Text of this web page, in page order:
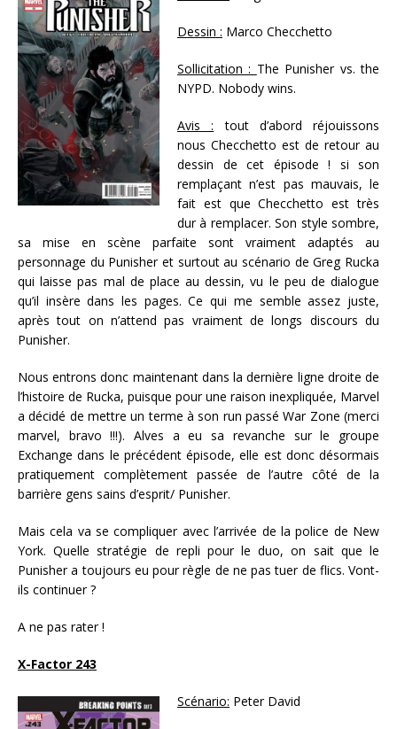
Dessin : Marco Checchetto
Sollicitation : The Punisher vs. the
NYPD. Nobody wins.
Avis : tout d’abord réjouissons
nous Checchetto est de retour au
dessin de cet épisode ! si son
remplaçant n’est pas mauvais, le
fait est que Checchetto est très
dur à remplacer. Son style sombre,
sa mise en scène parfaite sont vraiment adaptés au
personnage du Punisher et surtout au scénario de Greg Rucka
qui laisse pas mal de place au dessin, vu le peu de dialogue
qu’il insère dans les pages. Ce qui me semble assez juste,
après tout on n’attend pas vraiment de longs discours du
Punisher.
Nous entrons donc maintenant dans la dernière ligne droite de
l’histoire de Rucka, puisque pour une raison inexpliquée, Marvel
a décidé de mettre un terme à son run passé War Zone (merci
marvel, bravo !!!). Alves a eu sa revanche sur le groupe
Exchange dans le précédent épisode, elle est donc désormais
pratiquement complètement passée de l’autre côté de la
barrière gens sains d’esprit/ Punisher.
Mais cela va se compliquer avec l’arrivée de la police de New
York. Quelle stratégie de repli pour le duo, on sait que le
Punisher a toujours eu pour règle de ne pas tuer de flics. Vont-
ils continuer ?
A ne pas rater !
X-Factor 243
Scénario: Peter David